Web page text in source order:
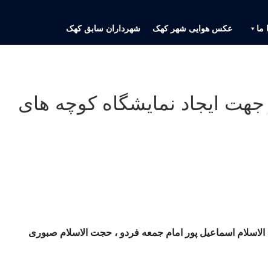
ما عکس هوایی شهر کهک شهرداران سابق کهک
ایجاد نمایشگاه کوچه های
اسماعیل پور امام جمعه فردو ، حجت الاسلام صبوری